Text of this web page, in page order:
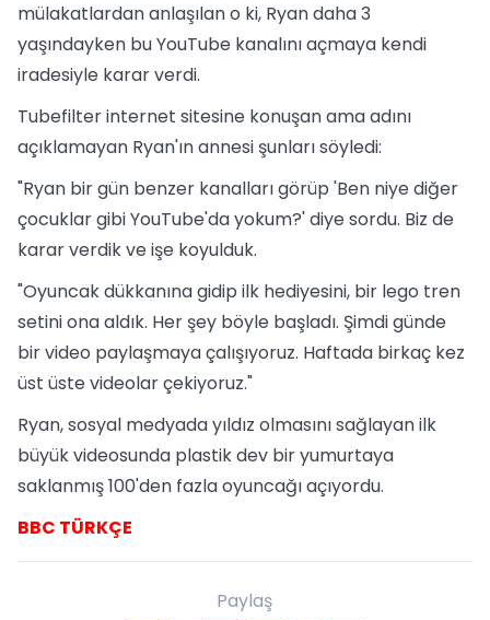
mülakatlardan anlaşılan o ki, Ryan daha 3
yaşındayken bu YouTube kanalını açmaya kendi
iradesiyle karar verdi.
Tubefilter internet sitesine konuşan ama adını
açıklamayan Ryan'ın annesi şunları söyledi:
"Ryan bir gün benzer kanalları görüp 'Ben niye diğer
çocuklar gibi YouTube'da yokum?' diye sordu. Biz de
karar verdik ve işe koyulduk.
"Oyuncak dükkanına gidip ilk hediyesini, bir lego tren
setini ona aldık. Her şey böyle başladı. Şimdi günde
bir video paylaşmaya çalışıyoruz. Haftada birkaç kez
üst üste videolar çekiyoruz."
Ryan, sosyal medyada yıldız olmasını sağlayan ilk
büyük videosunda plastik dev bir yumurtaya
saklanmış 100'den fazla oyuncağı açıyordu.
BBC TÜRKÇE
Paylaş